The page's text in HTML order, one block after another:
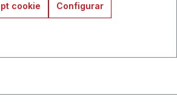
cookie Configurar